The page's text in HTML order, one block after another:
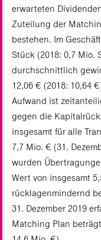
erwarteten
Zuteilung der
bestehen. Im
Stück (2018: 0,7 Mio.
durchschnittlich
12,06 € (2018: 10,64
Aufwand ist
gegen die
insgesamt für alle
7,7 Mio. € (31.
wurden
Wert von insgesamt
rücklagenmindernd
31. Dezember 2019
Matching Plan